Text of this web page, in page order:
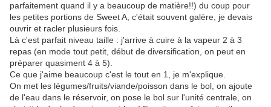
parfaitement quand il y a beaucoup de matière!!) du coup pour
les petites portions de Sweet A, c'était souvent galère, je devais
ouvrir et racler plusieurs fois.
Là c'est parfait niveau taille : j'arrive à cuire à la vapeur 2 à 3
repas (en mode tout petit, début de diversification, on peut en
préparer quasiment 4 à 5).
Ce que j'aime beaucoup c'est le tout en 1, je m'explique.
On met les légumes/fruits/viande/poisson dans le bol, on ajoute
de l'eau dans le réservoir, on pose le bol sur l'unité centrale, on